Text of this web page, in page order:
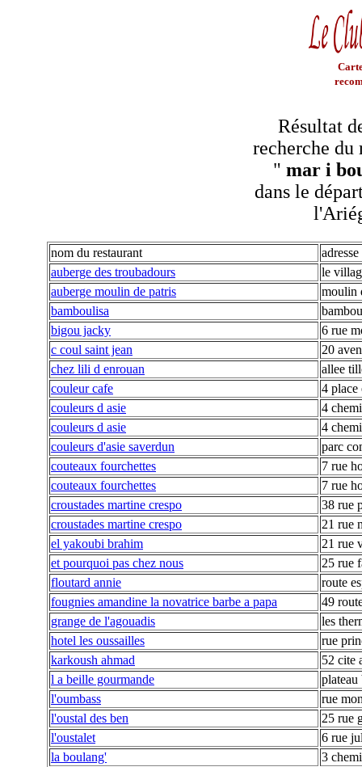
Résultat
recherche du
" mar i
dans le
nom du restaurant
adresse
auberge des troubadours
le
auberge moulin de patris
moulin
bamboulisa
bigou jacky
6 rue
c coul saint jean
20
chez lili d enrouan
allee
couleur cafe
4 place
couleurs d asie
4
couleurs d asie
4
couleurs d'asie saverdun
parc
couteaux fourchettes
7 rue
couteaux fourchettes
7 rue
croustades martine crespo
38 rue
croustades martine crespo
21 rue
el yakoubi brahim
21 rue
et pourquoi pas chez nous
25 rue
floutard annie
route
fougnies amandine la novatrice barbe a papa
49
grange de l'agouadis
les
hotel les oussailles
rue
karkoush ahmad
52 cite
l a beille gourmande
plateau
l'oumbass
rue
l'oustal des ben
25 rue
l'oustalet
6 rue
la boulang'
3